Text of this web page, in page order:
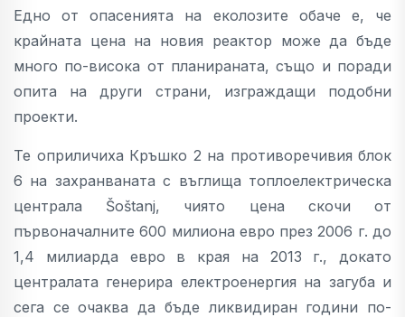
Едно от опасенията на еколозите обаче е, че
крайната цена на новия реактор може да бъде
много по-висока от планираната, също и поради
опита на други страни, изграждащи подобни
проекти.
Те оприличиха Кръшко 2 на противоречивия блок
6 на захранваната с въглища топлоелектрическа
централа Šoštanj, чиято цена скочи от
първоначалните 600 милиона евро през 2006 г. до
1,4 милиарда евро в края на 2013 г., докато
централата генерира електроенергия на загуба и
сега се очаква да бъде ликвидиран години по-